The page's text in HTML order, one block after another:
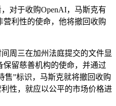
于收购OpenAI，马斯克有
营利性的使命，他将撤回收购
三在加州法庭提交的文件显
保留慈善机构的使命，并通过
售”标识，马斯克就将撤回收购
性，就应以公平的市场价格进